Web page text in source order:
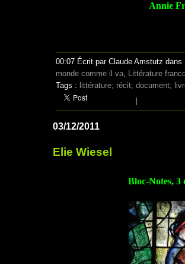
Annie
00:07 Écrit par Claude Amstutz dans
monde comme il va, Littérature
Tags : littérature; récit; document;
03/12/2011
Elie Wiesel
Bloc-Notes, 3